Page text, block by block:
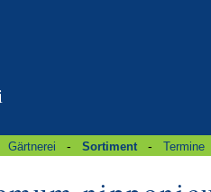
Gärtnerei - Sortiment - Termine